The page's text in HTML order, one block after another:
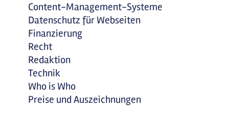
Content-Management-Systeme
Datenschutz für Webseiten
Finanzierung
Recht
Redaktion
Technik
Who is Who
Preise und Auszeichnungen